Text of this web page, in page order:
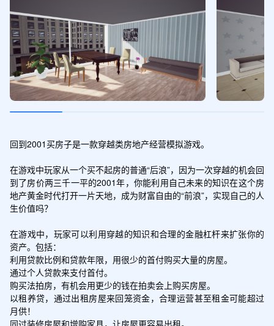
回到2001买房子是一款穿越类房地产经营模拟游戏。
在游戏中玩家从一个买不起房的普通“后浪”，因为一次穿越的机会回
到了房价两三千一平的2001年，你能利用自己未来的知识在这个房
地产黄金时代打开一片天地，成为财富自由的“前浪”，实现自己的人
生价值吗？
在游戏中，玩家可以利用穿越的知识和合理的金融杠杆来扩张你的
资产。包括：
利用贷款比例和贷款年限，用很少的首付购买大量的房屋。
通过个人贷款来支付首付。
购买法拍房，有机会用更少的钱在拍卖会上购买房屋。
以租养贷，通过出租房屋来回笼资金，合理运营甚至租金可能超过
月供！
同过装修房屋和增购家具，让房屋更容易出租。